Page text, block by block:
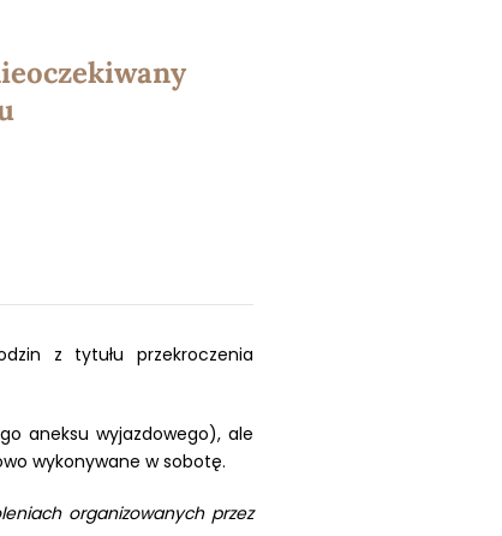
z tytułu przekroczenia
aneksu wyjazdowego), ale
wykonywane w sobotę.
organizowanych przez